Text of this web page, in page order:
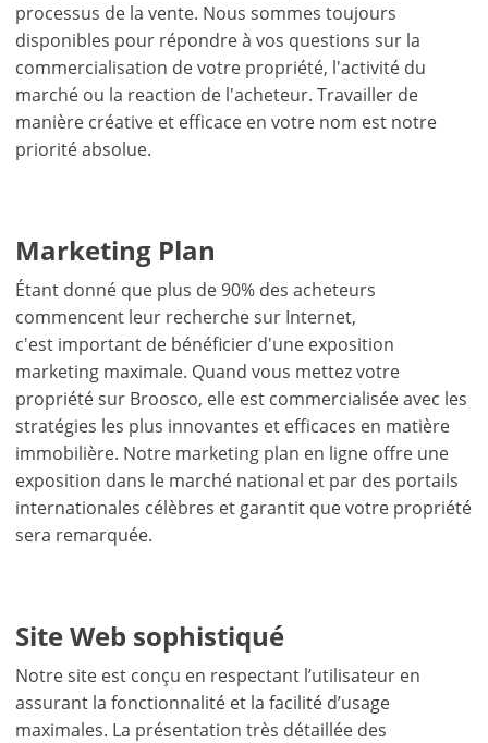
processus de la vente. Nous sommes toujours
disponibles pour répondre à vos questions sur la
commercialisation de votre propriété, l'activité du
marché ou la reaction de l'acheteur. Travailler de
manière créative et efficace en votre nom est notre
priorité absolue.
Marketing Plan
Étant donné que plus de 90% des acheteurs
commencent leur recherche sur Internet,
c'est important de bénéficier d'une exposition
marketing maximale. Quand vous mettez votre
propriété sur Broosco, elle est commercialisée avec les
stratégies les plus innovantes et efficaces en matière
immobilière. Notre marketing plan en ligne offre une
exposition dans le marché national et par des portails
internationales célèbres et garantit que votre propriété
sera remarquée.
Site Web sophistiqué
Notre site est conçu en respectant l’utilisateur en
assurant la fonctionnalité et la facilité d’usage
maximales. La présentation très détaillée des
Monnaie
Unités
EUR €
USD - $
m/km/m²
ft/mi/ft²
Sauvegarder
English
Ελληνικά
Français